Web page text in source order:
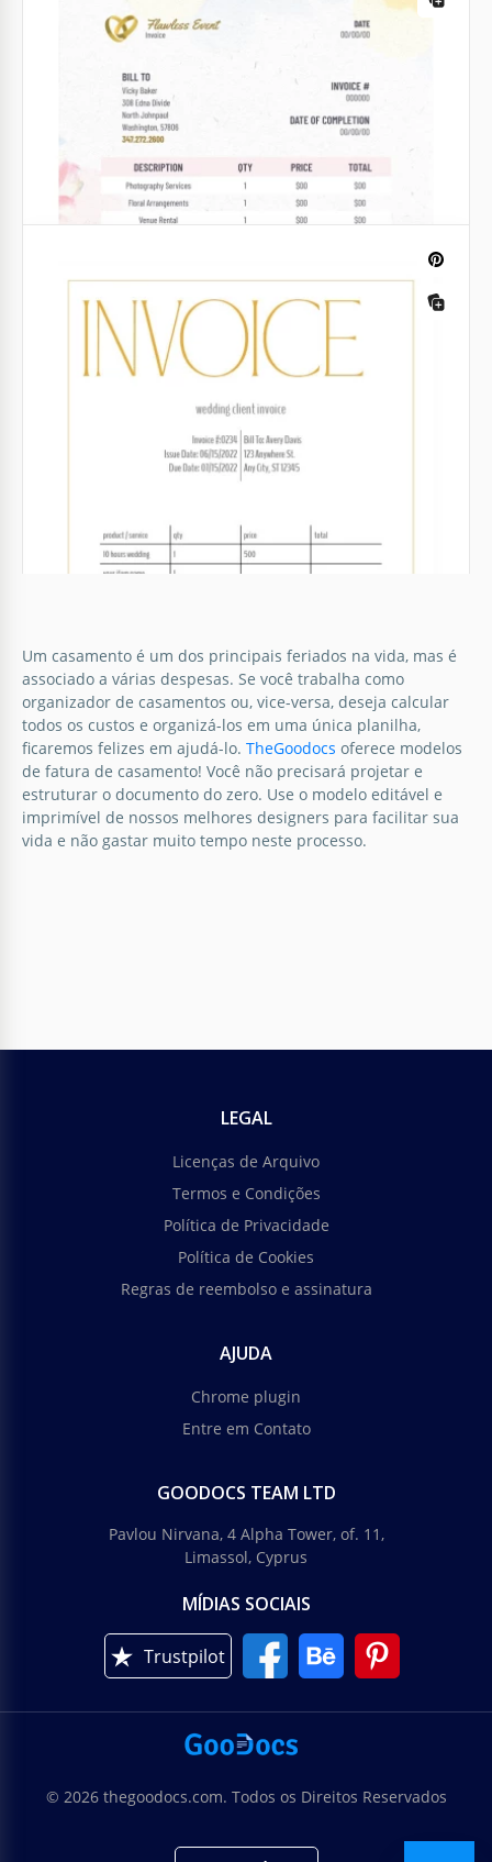
da nossa Fatura de Casamento Rosa com Vermelho
gratuita, com um design brilhante e chamativo.
Google Docs
Fatura do Casamento de Pássaros
Celebre sua história de amor com nosso modelo de
fatura de casamento com pássaros! Cada detalhe de
Faturas de casamento em luz delicada
O amor está nos detalhes, e assim é o nosso modelo
de faturas de casamento Delicate Light.
Google Docs
Clientes de Casamento, você esquecerá todas as
Um casamento é um dos principais feriados na vida, mas é
associado a várias despesas. Se você trabalha como
organizador de casamentos ou, vice-versa, deseja calcular
todos os custos e organizá-los em uma única planilha,
ficaremos felizes em ajudá-lo. TheGoodocs oferece modelos
de fatura de casamento! Você não precisará projetar e
estruturar o documento do zero. Use o modelo editável e
imprimível de nossos melhores designers para facilitar sua
vida e não gastar muito tempo neste processo.
LEGAL
Licenças de Arquivo
Termos e Condições
Política de Privacidade
Política de Cookies
Regras de reembolso e assinatura
AJUDA
Chrome plugin
Entre em Contato
GOODOCS TEAM LTD
Pavlou Nirvana, 4 Alpha Tower, of. 11,
Limassol, Cyprus
MÍDIAS SOCIAIS
Trustpilot
© 2026 thegoodocs.com. Todos os Direitos Reservados